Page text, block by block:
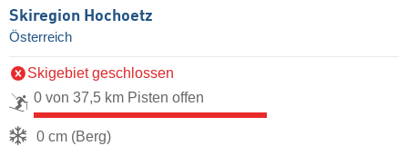
Skiregion Hochoetz
Österreich
Skigebiet geschlossen
0 von 37,5 km Pisten offen
0 cm (Berg)